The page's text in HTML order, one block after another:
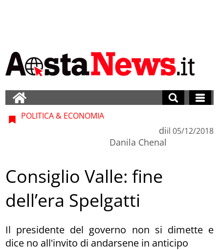
POLITICA & ECONOMIA
di
Danila Chenal
il 05/12/2018
Consiglio Valle: fine
dell’era Spelgatti
Il presidente del governo non si dimette e
dice no all'invito di andarsene in anticipo